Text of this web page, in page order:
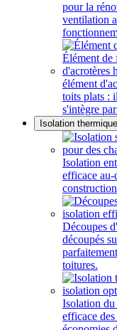
pour la
ventilation
élément
toits plats :
s'intègre
Isolation thermique
Isolation
efficace au-
Découpes
découpés
toitures.
Isolation
efficace